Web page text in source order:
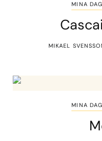
MINA
MIKAEL
MINA